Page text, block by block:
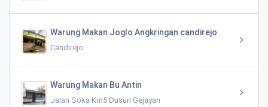
Warung Makan Joglo Angkringan candirejo
Candirejo
Warung Makan Bu Antin
Jalan Soka Km5 Dusun Gejayan